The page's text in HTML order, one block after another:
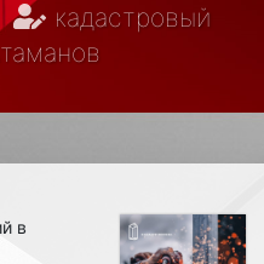
кадастровый
в